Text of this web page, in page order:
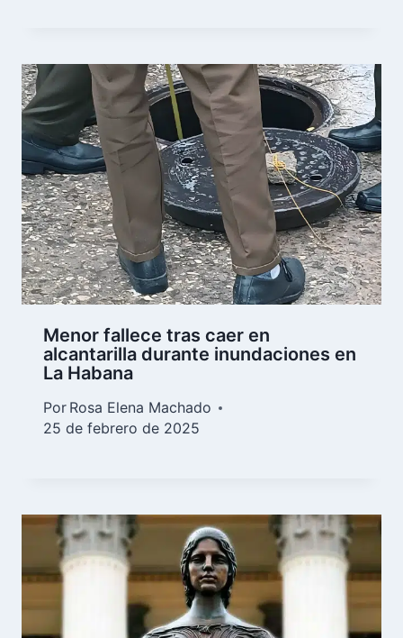
Menor fallece tras caer en
alcantarilla durante inundaciones en
La Habana
Por Rosa Elena Machado
25 de febrero de 2025